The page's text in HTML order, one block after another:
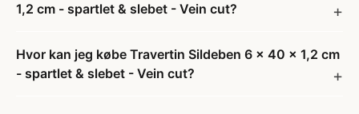
1,2 cm - spartlet & slebet - Vein cut?
Hvor kan jeg købe Travertin Sildeben 6 x 40 x 1,2 cm
- spartlet & slebet - Vein cut?